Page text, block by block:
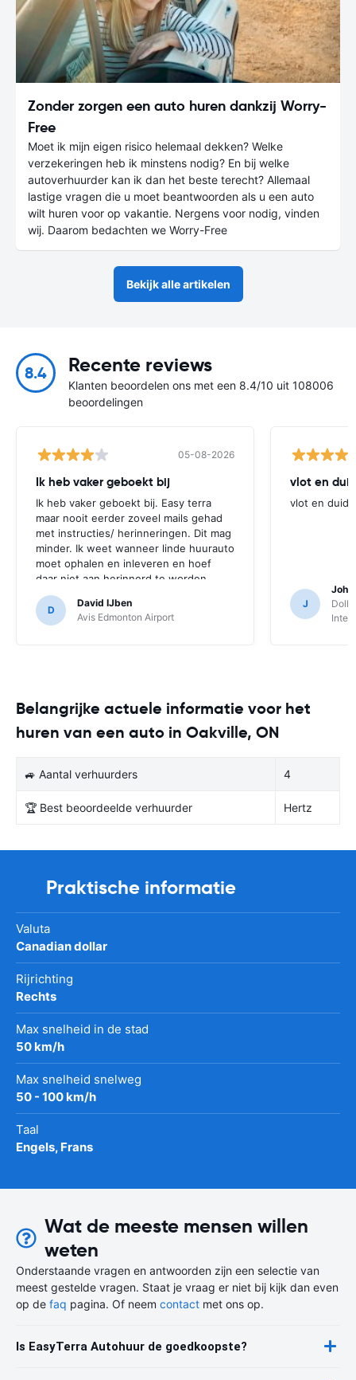
Zonder zorgen een auto huren dankzij Worry-
Free
Moet ik mijn eigen risico helemaal dekken? Welke
verzekeringen heb ik minstens nodig? En bij welke
autoverhuurder kan ik dan het beste terecht? Allemaal
lastige vragen die u moet beantwoorden als u een auto
wilt huren voor op vakantie. Nergens voor nodig, vinden
wij. Daarom bedachten we Worry-Free
Bekijk alle artikelen
8.4 Recente reviews
Klanten beoordelen ons met een 8.4/10 uit 108006
beoordelingen
05-08-2026
Ik heb vaker geboekt bij
Ik heb vaker geboekt bij. Easy terra
maar nooit eerder zoveel mails gehad
met instructies/ herinneringen. Dit mag
minder. Ik weet wanneer linde huurauto
moet ophalen en inleveren en hoef
daar niet aan herinnerd te worden.
Gewoon de mail met de voucher is
voldoende.
D
David IJben
Avis Edmonton Airport
vlot en
vlot en
J
Belangrijke actuele informatie voor het
huren van een auto in Oakville, ON
🚙 Aantal verhuurders 4
🏆 Best beoordeelde verhuurder Hertz
Praktische informatie
Valuta
Canadian dollar
Rijrichting
Rechts
Max snelheid in de stad
50 km/h
Max snelheid snelweg
50 - 100 km/h
Taal
Engels, Frans
Wat de meeste mensen willen
weten
Onderstaande vragen en antwoorden zijn een selectie van
meest gestelde vragen. Staat je vraag er niet bij kijk dan even
op de faq pagina. Of neem contact met ons op.
Is EasyTerra Autohuur de goedkoopste?